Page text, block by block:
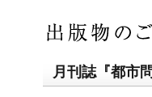
月刊誌『都市